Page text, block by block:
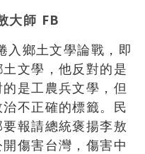
大師 FB
入鄉土文學論戰，即
文學，他反對的是
是工農兵文學，但
不正確的標籤。民
報請總統褒揚李敖
傷害台灣，傷害中